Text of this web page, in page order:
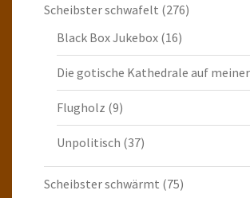
Scheibster schwafelt (276)
Black Box Jukebox (16)
Die gotische Kathedrale auf
Flugholz (9)
Unpolitisch (37)
Scheibster schwärmt (75)